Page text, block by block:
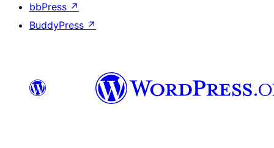
bbPress ↗
BuddyPress ↗